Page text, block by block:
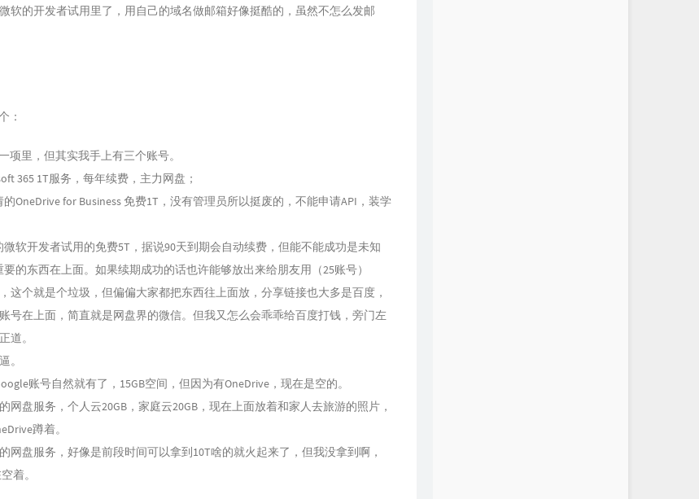
软的开发者试用里了，用自己的域名做邮箱好像挺酷的，虽然不怎么发邮
：
项里，但其实我手上有三个账号。
365 1T服务，每年续费，主力网盘；
OneDrive for Business 免费1T，没有管理员所以挺废的，不能申请API，装学
软开发者试用的免费5T，据说90天到期会自动续费，但能不能成功是未知
的东西在上面。如果续期成功的话也许能够放出来给朋友用（25账号）
这个就是个垃圾，但偏偏大家都把东西往上面放，分享链接也大多是百度，
号在上面，简直就是网盘界的微信。但我又怎么会乖乖给百度打钱，旁门左
道。
。
账号自然就有了，15GB空间，但因为有OneDrive，现在是空的。
网盘服务，个人云20GB，家庭云20GB，现在上面放着和家人去旅游的照片，
蹲着。
网盘服务，好像是前段时间可以拿到10T啥的就火起来了，但我没拿到啊，
着。